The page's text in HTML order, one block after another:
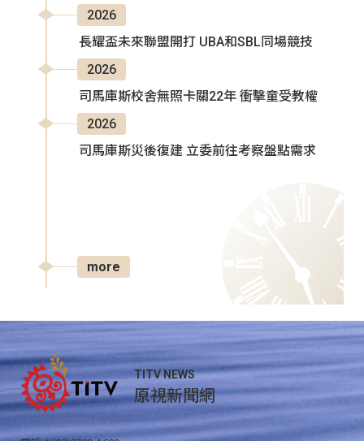
2026
長耀盃未來聯盟開打 UBA和SBL同場競技
2026
司馬庫斯校舍無照卡關22年 衝擊童受教權
2026
司馬庫斯災後復建 立委前往考察盤點需求
more
TITV NEWS
原視新聞網